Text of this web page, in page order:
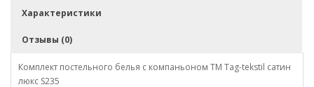
Характеристики
Отзывы (0)
Комплект постельного белья с компаньоном TM Tag-tekstil сатин
люкс S235